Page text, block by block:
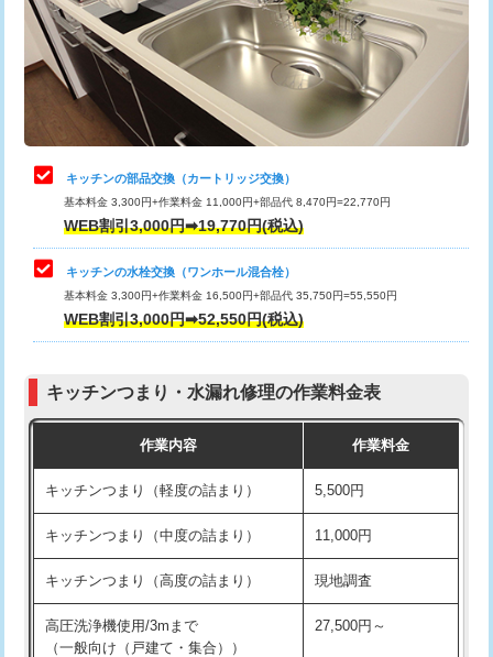
給水管工事※（保温材使用（バンド止
め込み）)
5,500円
給水管工事※（土の掘削・埋め戻し作
11,000円
給水管工事※（塩ビ管（VP・HI）使
用/3ｍまで)
給水管工事※（塩ビ管（VP・HI）使
用（追加）/3ｍ超え)
給水管工事※（ライニング鋼管・銅
管・ポリ管・HT管使用/3ｍまで)
44,000円
管・ポリ管・HT管使用/3ｍ超え)
排水管工事（土の掘削・埋め戻し作
11,000円~
排水管工事（排水管工事/3ｍまで） 55,000円
排水管工事（追加 排水管工事/3ｍ超
+11,000円
マス交換（土の掘削・埋め戻し作業）
桝清掃 8,800円
止水・漏水調査・防水処理・清掃・修
理・調整・分解・加工など（軽作業）
11,000円
止水・漏水調査・防水処理・清掃・修
理・調整・分解・加工など（中作業）
22,000円
止水・漏水調査・防水処理・清掃・修
理・調整・分解・加工など（重作業）
33,000円
お風呂タンク脱着
その他部品の脱着
式・ワンホール）)
交換・取付(排水栓・排水トラップ
22,000円+材料費
キッチンの部品交換（カートリッジ交換）
基本料金 3,300円+作業料金 11,000円+部品代 8,470円=22,770円
WEB割引3,000円➡19,770円(税込)
キッチンの水栓交換（ワンホール混合栓）
基本料金 3,300円+作業料金 16,500円+部品代 35,750円=55,550円
WEB割引3,000円➡52,550円(税込)
キッチンつまり・水漏れ修理の作業料金表
作業内容 作業料金
キッチンつまり（軽度の詰まり） 5,500円
キッチンつまり（中度の詰まり） 11,000円
キッチンつまり（高度の詰まり） 現地調査
高圧洗浄機使用/3mまで
（一般向け（戸建て・集合））
27,500円～